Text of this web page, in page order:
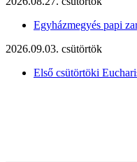
Egyházmegyés papi
2026.09.03. csütörtök
Első csütörtöki